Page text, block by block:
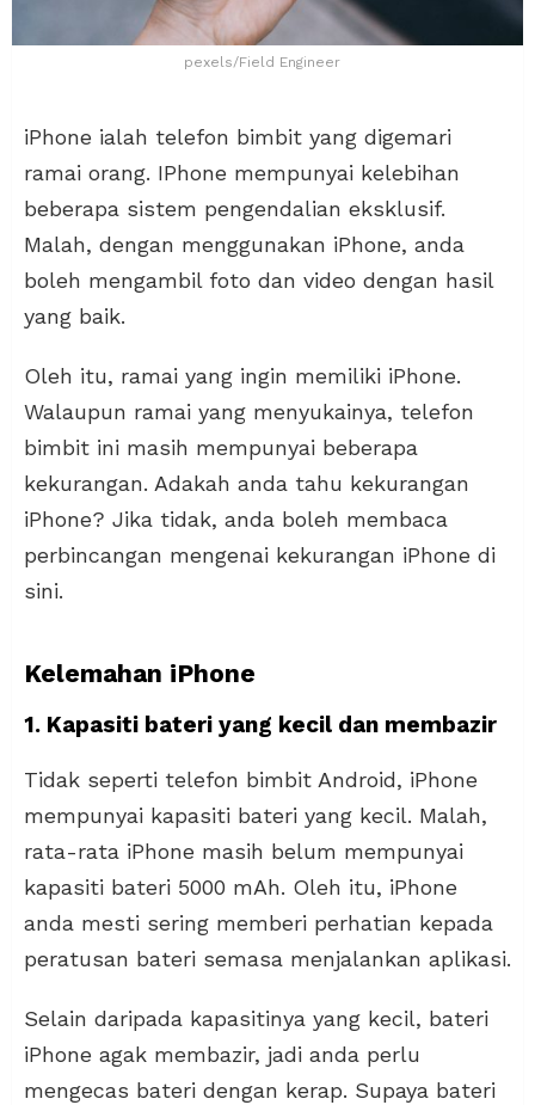
pexels/Field Engineer
iPhone ialah telefon bimbit yang digemari
ramai orang. IPhone mempunyai kelebihan
beberapa sistem pengendalian eksklusif.
Malah, dengan menggunakan iPhone, anda
boleh mengambil foto dan video dengan hasil
yang baik.
Oleh itu, ramai yang ingin memiliki iPhone.
Walaupun ramai yang menyukainya, telefon
bimbit ini masih mempunyai beberapa
kekurangan. Adakah anda tahu kekurangan
iPhone? Jika tidak, anda boleh membaca
perbincangan mengenai kekurangan iPhone di
sini.
Kelemahan iPhone
1. Kapasiti bateri yang kecil dan membazir
Tidak seperti telefon bimbit Android, iPhone
mempunyai kapasiti bateri yang kecil. Malah,
rata-rata iPhone masih belum mempunyai
kapasiti bateri 5000 mAh. Oleh itu, iPhone
anda mesti sering memberi perhatian kepada
peratusan bateri semasa menjalankan aplikasi.
Selain daripada kapasitinya yang kecil, bateri
iPhone agak membazir, jadi anda perlu
mengecas bateri dengan kerap. Supaya bateri